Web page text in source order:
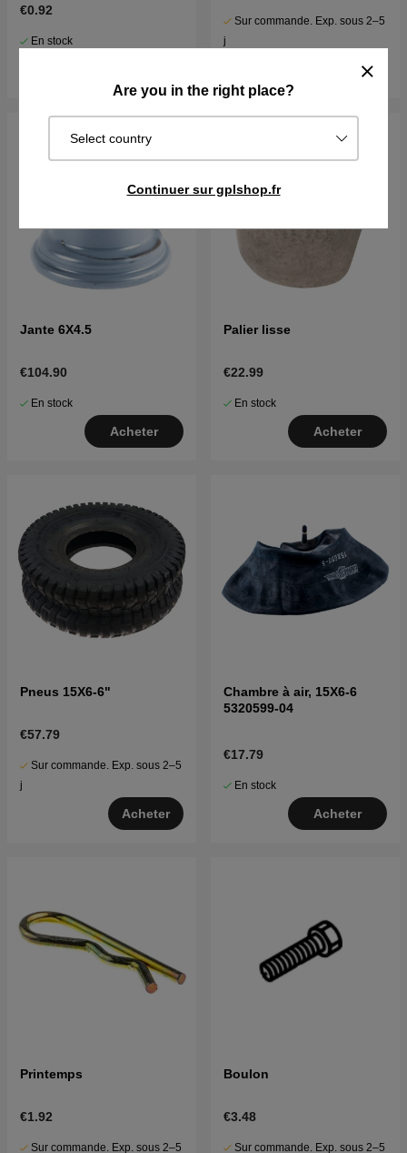
Are you in the right place?
Select country
Continuer sur gplshop.fr
€0.92
En stock
Sur commande. Exp. sous 2–5
j
Acheter
Jante 6X4.5
€104.90
En stock
Acheter
Palier lisse
€22.99
En stock
Acheter
Pneus 15X6-6"
€57.79
Sur commande. Exp. sous 2–5
j
Acheter
Chambre à air, 15X6-6
5320599-04
€17.79
En stock
Acheter
Printemps
€1.92
Sur commande. Exp. sous 2–5
Boulon
€3.48
Sur commande. Exp. sous 2–5